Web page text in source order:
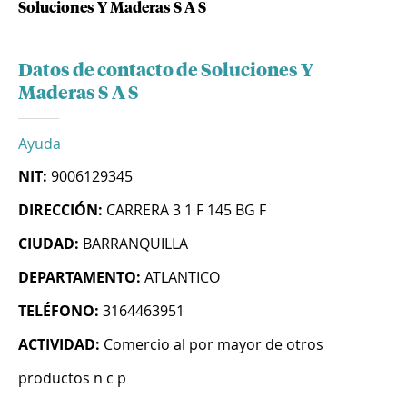
Soluciones Y Maderas S A S
Datos de contacto de Soluciones Y
Maderas S A S
Ayuda
NIT: 9006129345
DIRECCIÓN: CARRERA 3 1 F 145 BG F
CIUDAD: BARRANQUILLA
DEPARTAMENTO: ATLANTICO
TELÉFONO: 3164463951
ACTIVIDAD: Comercio al por mayor de otros
productos n c p